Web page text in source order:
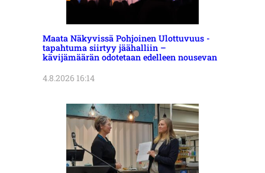
Maata Näkyvissä Pohjoinen Ulottuvuus -
tapahtuma siirtyy jäähalliin –
kävijämäärän odotetaan edelleen nousevan
4.8.2026 16:14